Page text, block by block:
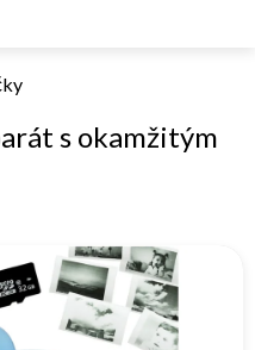
s okamžitým